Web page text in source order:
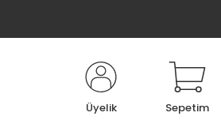
Üyelik Sepetim